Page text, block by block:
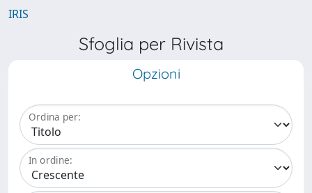
IRIS
Sfoglia per Rivista
Opzioni
Ordina per:
In ordine: